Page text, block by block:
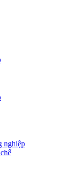
nghiệp